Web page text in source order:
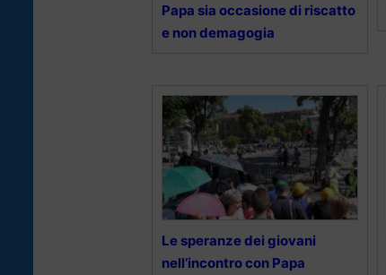
Papa sia occasione di riscatto
e non demagogia
Le speranze dei giovani
nell’incontro con Papa